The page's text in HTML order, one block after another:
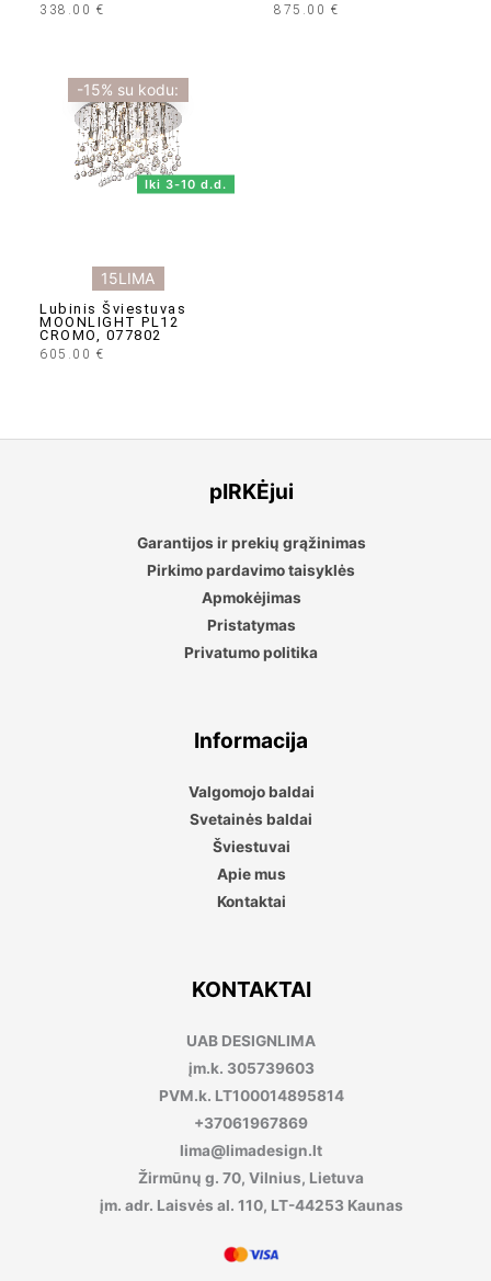
338.00 € 875.00 €
15LIMA
-15% su kodu:
Iki 3-10 d.d.
Lubinis Šviestuvas
MOONLIGHT PL12
CROMO, 077802
605.00 €
pIRKĖjui
Garantijos ir prekių grąžinimas
Pirkimo pardavimo taisyklės
Apmokėjimas
Pristatymas
Privatumo politika
Informacija
Valgomojo baldai
Svetainės baldai
Šviestuvai
Apie mus
Kontaktai
KONTAKTAI
UAB DESIGNLIMA
įm.k. 305739603
PVM.k. LT100014895814
+37061967869
lima@limadesign.lt
Žirmūnų g. 70, Vilnius, Lietuva
įm. adr. Laisvės al. 110, LT-44253 Kaunas